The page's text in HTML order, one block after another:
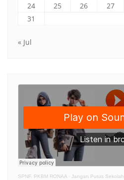
24
25 26 27
31
« Jul
SPNF. PKBM RONAA · Jangan Putus Sekolah